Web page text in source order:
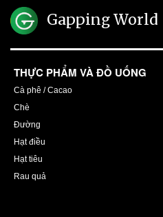
Gapping World
THỰC PHẨM VÀ ĐỒ UỐNG
Cà phê / Cacao
Chè
Đường
Hạt điều
Hạt tiêu
Rau quả